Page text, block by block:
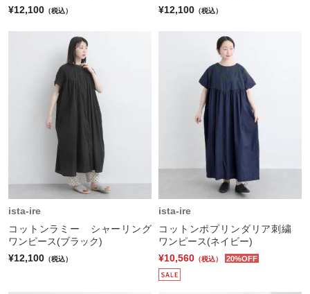
¥12,100 （税込）
¥12,100 （税込）
ista-ire
コットンラミー シャーリング
ワンピース(ブラック)
¥12,100 （税込）
ista-ire
コットンポプリンダリア刺繍
ワンピース(ネイビー)
¥10,560 （税込） 20%OFF